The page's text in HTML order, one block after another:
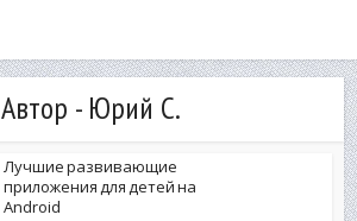
Автор - Юрий С.
Лучшие развивающие
приложения для детей на
Android